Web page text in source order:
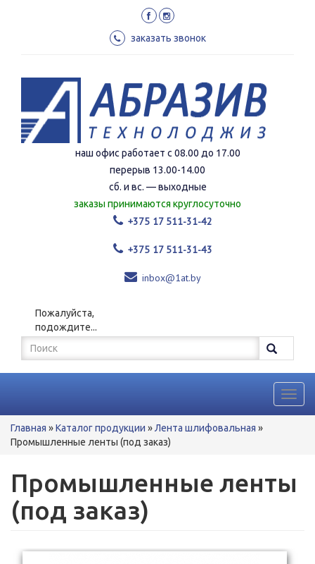
заказать звонок
наш офис работает с 08.00 до 17.00
перерыв 13.00-14.00
сб. и вс. — выходные
заказы принимаются круглосуточно
+375 17 511-31-42
+375 17 511-31-43
inbox@1at.by
Пожалуйста,
подождите...
Форма
поиска
Поиск
Вы
здесь
Главная »Каталог продукции »Лента шлифовальная »
Промышленные ленты (под заказ)
Промышленные ленты
(под заказ)